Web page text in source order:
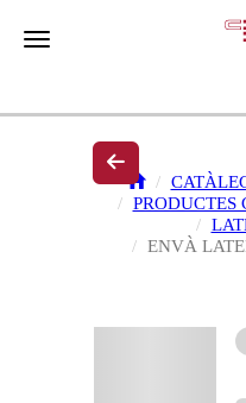
Toggle navigation
PRODUCTES
ENVÀ